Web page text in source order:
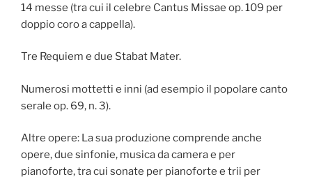
14 messe (tra cui il celebre Cantus Missae op. 109 per
doppio coro a cappella).
Tre Requiem e due Stabat Mater.
Numerosi mottetti e inni (ad esempio il popolare canto
serale op. 69, n. 3).
Altre opere: La sua produzione comprende anche
opere, due sinfonie, musica da camera e per
pianoforte, tra cui sonate per pianoforte e trii per